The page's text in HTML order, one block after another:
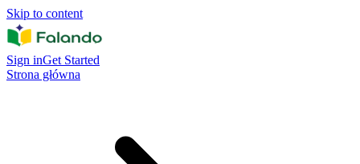
Skip to content
Sign inGet Started
Strona główna